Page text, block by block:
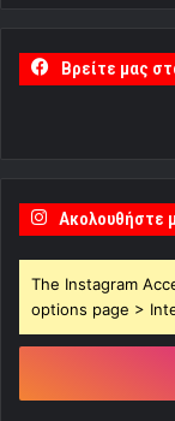
Βρείτε μας
Ακολουθήστε
The Instagram
options page >